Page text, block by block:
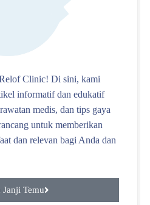
Clinic! Di sini, kami
informatif dan edukatif
medis, dan tips gaya
untuk memberikan
dan relevan bagi Anda dan
Janji Temu